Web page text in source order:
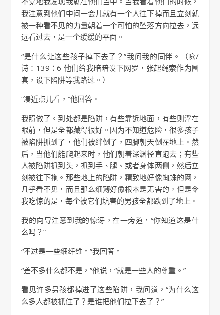
我注意到他们中间一会儿就有一个人往下掉而且立刻就
被一种看不见的力量朝着一个可怕的坠落方向拉去，远
远看过去，是一个缓缓的平面。
“是什么让这些孩子掉下去了？”我问我的同伴。（咏/
诗：139：6 他们给我暗暗设下网罗，张起绳索作为圈
套，设下陷阱等我路过。）
“凑近点儿看，”他回答。
我照做了。到处都是陷阱，有些靠近地面，有些则浮在
眼前，但是全都藏得很好。因为不知道危险，很多孩子
被陷阱抓到了，他们被绊倒了，四脚朝天倒在地上。然
后，当他们能爬起来时，他们朝着深渊径直跑去；有些
人被陷阱抓到头，抓到手、腿、或者身体两侧，然后立
刻被往下拖。那些地上的陷阱，精致地好像蜘蛛的网，
几乎看不见，而且那么细薄好像根本是无害的，但是令
我吃惊的是，每个被它们坑害的男孩全都跌到了地上。
我的向导注意到我的惊讶，在一旁道，“你知道这是什
么吗？”
“不过是一些细纤维。”我回答。
“差不多什么都不是，”他说，“就是一些人的尊重。”
看见许多男孩都掉进了这些陷阱，我问道，“为什么这
么多人都被抓住了？是谁把他们拉下去了？”